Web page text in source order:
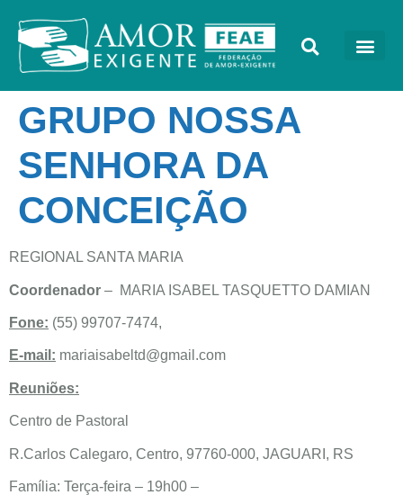
GRUPO NOSSA
SENHORA DA
CONCEIÇÃO
REGIONAL SANTA MARIA
Coordenador – MARIA ISABEL TASQUETTO DAMIAN
Fone: (55) 99707-7474,
E-mail: mariaisabeltd@gmail.com
Reuniões:
Centro de Pastoral
R.Carlos Calegaro, Centro, 97760-000, JAGUARI, RS
Família: Terça-feira – 19h00 –